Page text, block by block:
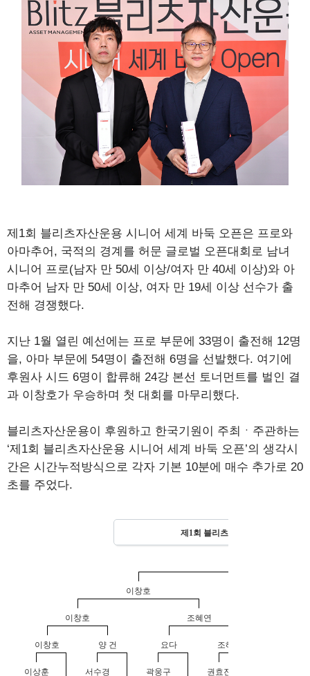
제1회 블리츠자산운용 시니어 세계 바둑 오픈은 프로와
아마추어, 국적의 경계를 허문 글로벌 오픈대회로 남녀
시니어 프로(남자 만 50세 이상/여자 만 40세 이상)와 아
마추어 남자 만 50세 이상, 여자 만 19세 이상 선수가 출
전해 경쟁했다.
지난 1월 열린 예선에는 프로 부문에 33명이 출전해 12명
을, 아마 부문에 54명이 출전해 6명을 선발했다. 여기에
후원사 시드 6명이 합류해 24강 본선 토너먼트를 벌인 결
과 이창호가 우승하며 첫 대회를 마무리했다.
블리츠자산운용이 후원하고 한국기원이 주최ㆍ주관하는
‘제1회 블리츠자산운용 시니어 세계 바둑 오픈’의 생각시
간은 시간누적방식으로 각자 기본 10분에 매수 추가로 20
초를 주었다.